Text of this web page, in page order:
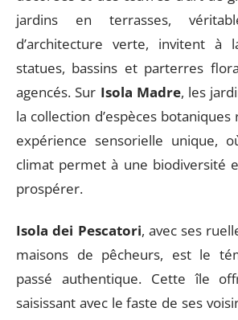
jardins en terrasses,
d’architecture verte, invitent à
statues, bassins et parterres
agencés. Sur Isola Madre, les
la collection d’espèces
expérience sensorielle unique,
climat permet à une biodiversité
prospérer.
Isola dei Pescatori, avec ses
maisons de pêcheurs, est le
passé authentique. Cette île
saisissant avec le faste de ses